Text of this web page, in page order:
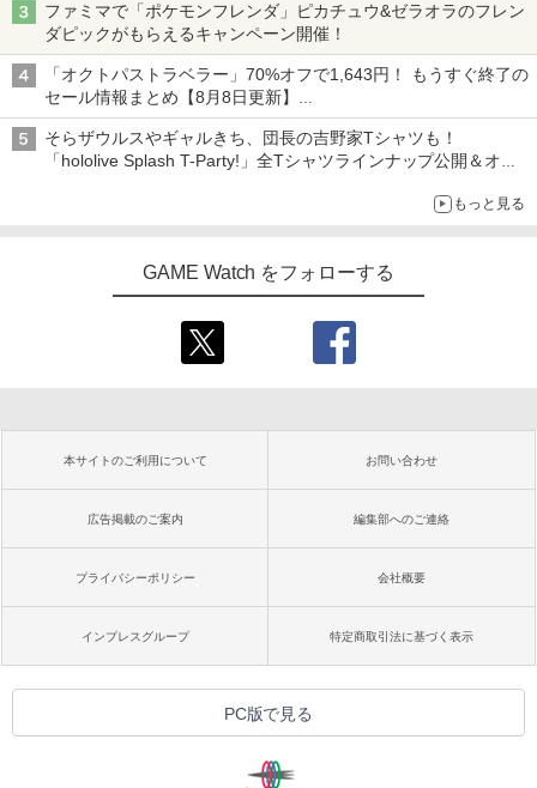
ファミマで「ポケモンフレンダ」ピカチュウ&ゼラオラのフレン
ダピックがもらえるキャンペーン開催！
「オクトパストラベラー」70%オフで1,643円！ もうすぐ終了の
セール情報まとめ【8月8日更新】
ニンテンドーeショップでは「大神 絶景版」が67%オフで990円
そらザウルスやギャルきち、団長の吉野家Tシャツも！
「hololive Splash T-Party!」全Tシャツラインナップ公開＆オン
もっと見る
GAME Watch をフォローする
本サイトのご利用について お問い合わせ
広告掲載のご案内 編集部へのご連絡
プライバシーポリシー 会社概要
インプレスグループ 特定商取引法に基づく表示
PC版で見る